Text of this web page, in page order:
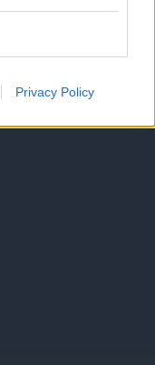
Privacy Policy